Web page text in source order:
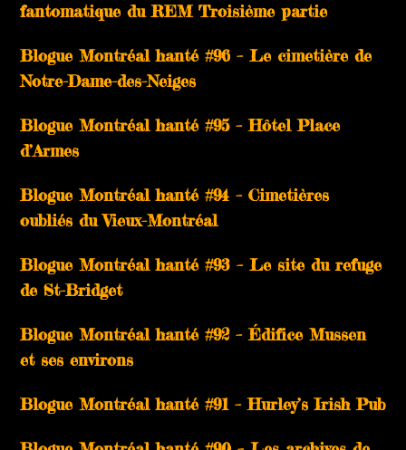
fantomatique du REM Troisième partie
Blogue Montréal hanté #96 – Le cimetière de
Notre-Dame-des-Neiges
Blogue Montréal hanté #95 – Hôtel Place
d’Armes
Blogue Montréal hanté #94 – Cimetières
oubliés du Vieux-Montréal
Blogue Montréal hanté #93 – Le site du refuge
de St-Bridget
Blogue Montréal hanté #92 – Édifice Mussen
et ses environs
Blogue Montréal hanté #91 – Hurley’s Irish Pub